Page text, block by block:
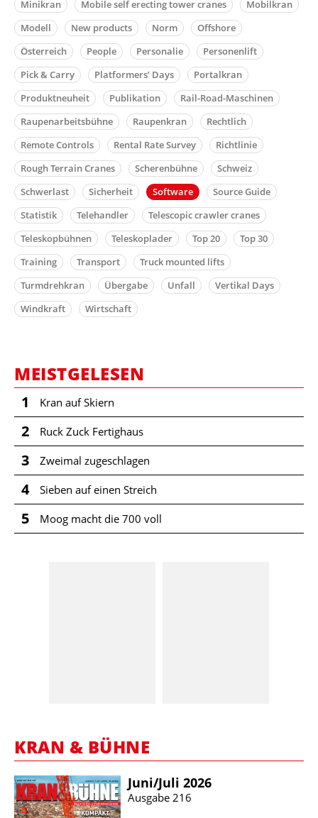
Minikran Mobile self erecting tower cranes
Mobilkran
Modell
New products Norm
Offshore
Österreich
People Personalie
Personenlift
Pick & Carry
Platformers’ Days
Portalkran
Produktneuheit
Publikation
Rail-Road-Maschinen
Raupenarbeitsbühne
Raupenkran
Rechtlich
Remote Controls
Rental Rate Survey
Richtlinie
Rough Terrain Cranes
Scherenbühne
Schweiz
Schwerlast
Sicherheit Software
Source Guide
Statistik
Telehandler
Telescopic crawler cranes
Teleskopbühnen
Teleskoplader Top 20
Top 30
Training
Transport
Truck mounted lifts
Turmdrehkran
Übergabe Unfall
Vertikal Days
Windkraft
Wirtschaft
MEISTGELESEN
1 Kran auf Skiern
2 Ruck Zuck Fertighaus
3 Zweimal zugeschlagen
4 Sieben auf einen Streich
5 Moog macht die 700 voll
KRAN & BÜHNE
Juni/​Juli 2026
Ausgabe 216